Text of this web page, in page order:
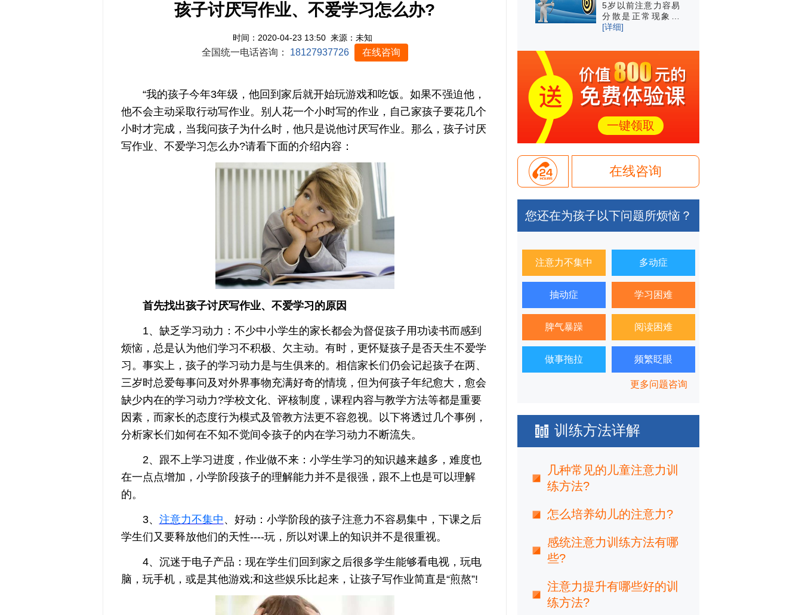
孩子讨厌写作业、不爱学习怎么办?
时间：2020-04-23 13:50 来源：未知
全国统一电话咨询： 18127937726 在线咨询
“我的孩子今年3年级，他回到家后就开始玩游戏和吃饭。如果不强迫他，
他不会主动采取行动写作业。别人花一个小时写的作业，自己家孩子要花几个
小时才完成，当我问孩子为什么时，他只是说他讨厌写作业。那么，孩子讨厌
写作业、不爱学习怎么办?请看下面的介绍内容：
首先找出孩子讨厌写作业、不爱学习的原因
1、缺乏学习动力：不少中小学生的家长都会为督促孩子用功读书而感到
烦恼，总是认为他们学习不积极、欠主动。有时，更怀疑孩子是否天生不爱学
习。事实上，孩子的学习动力是与生俱来的。相信家长们仍会记起孩子在两、
三岁时总爱每事问及对外界事物充满好奇的情境，但为何孩子年纪愈大，愈会
缺少内在的学习动力?学校文化、评核制度，课程内容与教学方法等都是重要
因素，而家长的态度行为模式及管教方法更不容忽视。以下将透过几个事例，
分析家长们如何在不知不觉间令孩子的内在学习动力不断流失。
2、跟不上学习进度，作业做不来：小学生学习的知识越来越多，难度也
在一点点增加，小学阶段孩子的理解能力并不是很强，跟不上也是可以理解
的。
3、 注意力不集中、好动：小学阶段的孩子注意力不容易集中，下课之后
学生们又要释放他们的天性----玩，所以对课上的知识并不是很重视。
4、沉迷于电子产品：现在学生们回到家之后很多学生能够看电视，玩电
脑，玩手机，或是其他游戏;和这些娱乐比起来，让孩子写作业简直是“煎熬”!
5岁以前注意力容易
分散是正常现象…
[详细]
一键领取
在线咨询
您还在为孩子以下问题所烦恼？
注意力不集中 多动症
抽动症 学习困难
脾气暴躁 阅读困难
做事拖拉 频繁眨眼
更多问题咨询
训练方法详解
几种常见的儿童注意力训
练方法?
怎么培养幼儿的注意力?
感统注意力训练方法有哪
些?
注意力提升有哪些好的训
练方法?